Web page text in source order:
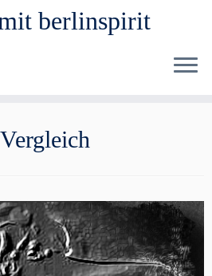
berlinspirit
Vergleich